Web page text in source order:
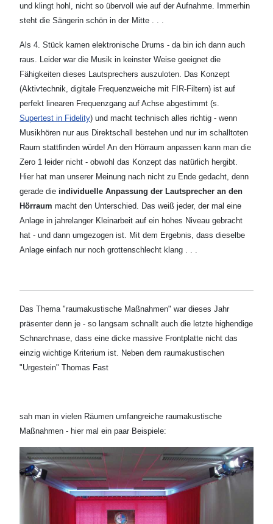
und klingt hohl, nicht so übervoll wie auf der Aufnahme. Immerhin
steht die Sängerin schön in der Mitte . . .
Als 4. Stück kamen elektronische Drums - da bin ich dann auch
raus. Leider war die Musik in keinster Weise geeignet die
Fähigkeiten dieses Lautsprechers auszuloten. Das Konzept
(Aktivtechnik, digitale Frequenzweiche mit FIR-Filtern) ist auf
perfekt linearen Frequenzgang auf Achse abgestimmt (s.
Supertest in Fidelity) und macht technisch alles richtig - wenn
Musikhören nur aus Direktschall bestehen und nur im schalltoten
Raum stattfinden würde! An den Hörraum anpassen kann man die
Zero 1 leider nicht - obwohl das Konzept das natürlich hergibt.
Hier hat man unserer Meinung nach nicht zu Ende gedacht, denn
gerade die individuelle Anpassung der Lautsprecher an den
Hörraum macht den Unterschied. Das weiß jeder, der mal eine
Anlage in jahrelanger Kleinarbeit auf ein hohes Niveau gebracht
hat - und dann umgezogen ist. Mit dem Ergebnis, dass dieselbe
Anlage einfach nur noch grottenschlecht klang . . .
Das Thema "raumakustische Maßnahmen" war dieses Jahr
präsenter denn je - so langsam schnallt auch die letzte highendige
Schnarchnase, dass eine dicke massive Frontplatte nicht das
einzig wichtige Kriterium ist. Neben dem raumakustischen
"Urgestein" Thomas Fast
sah man in vielen Räumen umfangreiche raumakustische
Maßnahmen - hier mal ein paar Beispiele: